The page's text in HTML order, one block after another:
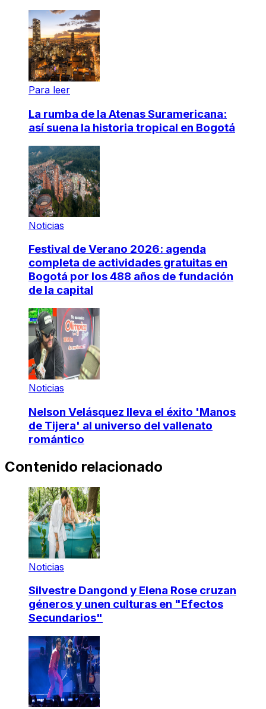
Para leer
La rumba de la Atenas Suramericana:
así suena la historia tropical en Bogotá
Noticias
Festival de Verano 2026: agenda
completa de actividades gratuitas en
Bogotá por los 488 años de fundación
de la capital
Noticias
Nelson Velásquez lleva el éxito 'Manos
de Tijera' al universo del vallenato
romántico
Contenido relacionado
Noticias
Silvestre Dangond y Elena Rose cruzan
géneros y unen culturas en "Efectos
Secundarios"